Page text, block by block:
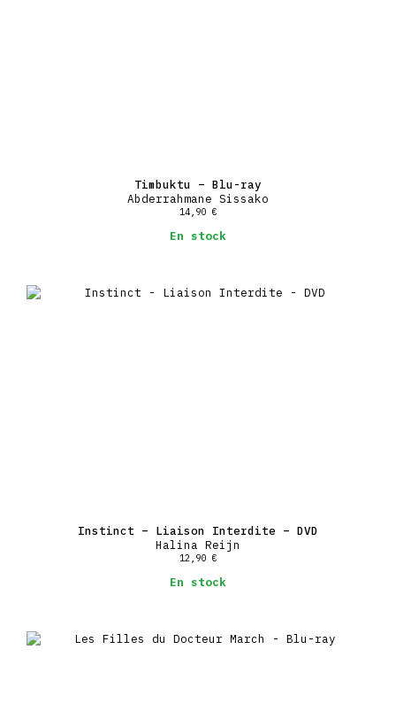
Timbuktu – Blu-ray
Abderrahmane Sissako
14,90 €
En stock
Instinct – Liaison Interdite – DVD
Halina Reijn
12,90 €
En stock